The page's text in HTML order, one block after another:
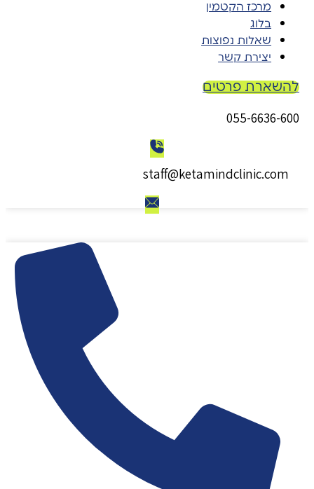
מרכז הקטמין
בלוג
שאלות נפוצות
יצירת קשר
להשארת פרטים
055-6636-600
staff@ketamindclinic.com